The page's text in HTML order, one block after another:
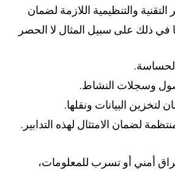
التقنية والتنظيمية اللازمة لضمان
في ذلك على سبيل المثال لا الحصر
وسجلات النشاط.
لتخزين البيانات ونقلها.
لضمان الامتثال لهذه التدابير.
أمني أو تسرب للمعلومات،